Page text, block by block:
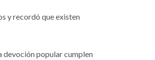
y recordó que existen
popular cumplen